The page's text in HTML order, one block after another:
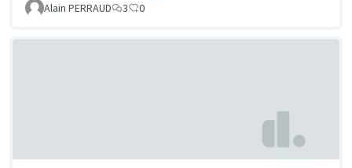
Alain PERRAUD 3 0